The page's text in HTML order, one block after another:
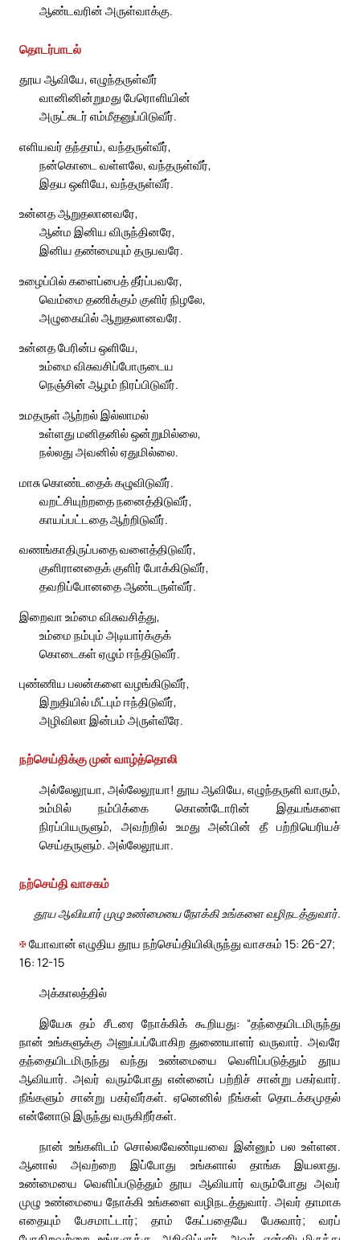
ஆண்டவரின் அருள்வாக்கு.
தொடர்பாடல்
தூய ஆவியே, எழுந்தருள்வீர்
வானினின்றுமது பேரொளியின்
அருட்சுடர் எம்மீதனுப்பிடுவீர்.
எளியவர் தந்தாய், வந்தருள்வீர்,
நன்கொடை வள்ளலே, வந்தருள்வீர்,
இதய ஒளியே, வந்தருள்வீர்.
உன்னத ஆறுதலானவரே,
ஆன்ம இனிய விருந்தினரே,
இனிய தண்மையும் தருபவரே.
உழைப்பில் களைப்பைத் தீர்ப்பவரே,
வெம்மை தணிக்கும் குளிர் நிழலே,
அழுகையில் ஆறுதலானவரே.
உன்னத பேரின்ப ஒளியே,
உம்மை விசுவசிப்போருடைய
நெஞ்சின் ஆழம் நிரப்பிடுவீர்.
உமதருள் ஆற்றல் இல்லாமல்
உள்ளது மனிதனில் ஒன்றுமில்லை,
நல்லது அவனில் ஏதுமில்லை.
மாசு கொண்டதைக் கழுவிடுவீர்.
வறட்சியுற்றதை நனைத்திடுவீர்,
காயப்பட்டதை ஆற்றிடுவீர்.
வணங்காதிருப்பதை வளைத்திடுவீர்,
குளிரானதைக் குளிர் போக்கிடுவீர்,
தவறிப்போனதை ஆண்டருள்வீர்.
இறைவா உம்மை விசுவசித்து,
உம்மை நம்பும் அடியார்க்குக்
கொடைகள் ஏழும் ஈந்திடுவீர்.
புண்ணிய பலன்களை வழங்கிடுவீர்,
இறுதியில் மீட்பும் ஈந்திடுவீர்,
அழிவிலா இன்பம் அருள்வீரே.
நற்செய்திக்கு முன் வாழ்த்தொலி
அல்லேலூயா, அல்லேலூயா! தூய ஆவியே, எழுந்தருளி வாரும்,
உம்மில் நம்பிக்கை கொண்டோரின் இதயங்களை
நிரப்பியருளும், அவற்றில் உமது அன்பின் தீ பற்றியெரியச்
செய்தருளும். அல்லேலூயா.
நற்செய்தி வாசகம்
தூய ஆவியார் முழு உண்மையை நோக்கி உங்களை வழிநடத்துவார்.
✠யோவான் எழுதிய தூய நற்செய்தியிலிருந்து வாசகம் 15: 26-27;
16: 12-15
அக்காலத்தில்
இயேசு தம் சீடரை நோக்கிக் கூறியது: “தந்தையிடமிருந்து
நான் உங்களுக்கு அனுப்பப்போகிற துணையாளர் வருவார். அவரே
தந்தையிடமிருந்து வந்து உண்மையை வெளிப்படுத்தும் தூய
ஆவியார். அவர் வரும்போது என்னைப் பற்றிச் சான்று பகர்வார்.
நீங்களும் சான்று பகர்வீர்கள். ஏனெனில் நீங்கள் தொடக்கமுதல்
என்னோடு இருந்து வருகிறீர்கள்.
நான் உங்களிடம் சொல்லவேண்டியவை இன்னும் பல உள்ளன.
ஆனால் அவற்றை இப்போது உங்களால் தாங்க இயலாது.
உண்மையை வெளிப்படுத்தும் தூய ஆவியார் வரும்போது அவர்
முழு உண்மையை நோக்கி உங்களை வழிநடத்துவார். அவர் தாமாக
எதையும் பேசமாட்டார்; தாம் கேட்பதையே பேசுவார்; வரப்